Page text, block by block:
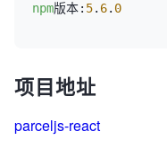
npm版本: 5. 6. 0
项目地址
parceljs-react